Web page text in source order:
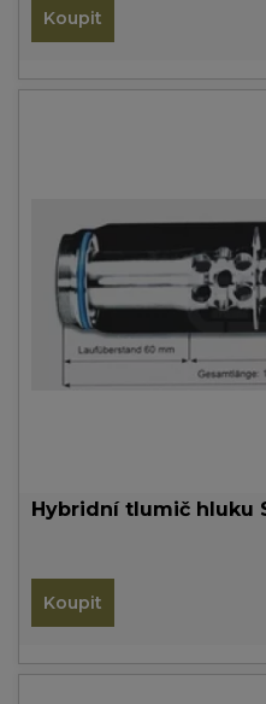
Koupit
Hybridní tlumič hluku
Koupit